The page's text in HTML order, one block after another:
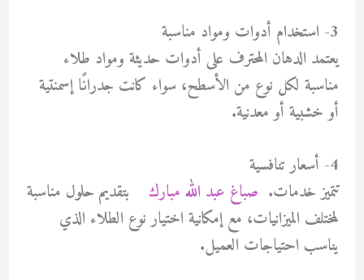
3- استخدام أدوات ومواد مناسبة
يعتمد الدهان المحترف على أدوات حديثة ومواد طلاء
مناسبة لكل نوع من الأسطح، سواء كانت جدرانًا إسمنتية
أو خشبية أو معدنية.
4- أسعار تنافسية
تتميز خدمات. صباغ عبد الله مبارك
بتقديم حلول مناسبة
لمختلف الميزانيات، مع إمكانية اختيار نوع الطلاء الذي
يناسب احتياجات العميل.